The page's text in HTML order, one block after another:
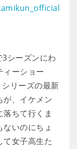
シーズンにわ
ィーショー
リーズの最新
が、イケメン
ちて行くま
いのにちょ
て女子高生た